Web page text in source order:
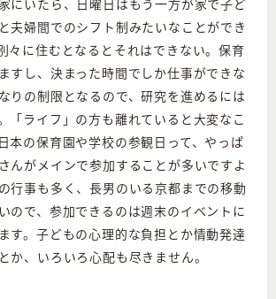
にいたら、日曜日はもう一方が家で子ど
夫婦間でのシフト制みたいなことができ
々に住むとなるとそれはできない。保育
すし、決まった時間でしか仕事ができな
りの制限となるので、研究を進めるには
「ライフ」の方も離れていると大変なこ
本の保育園や学校の参観日って、やっぱ
んがメインで参加することが多いですよ
行事も多く、長男のいる京都までの移動
ので、参加できるのは週末のイベントに
す。子どもの心理的な負担とか情動発達
か、いろいろ心配も尽きません。